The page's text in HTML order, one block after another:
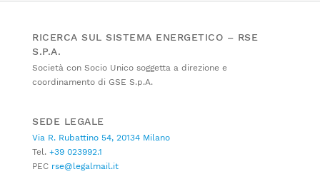
RICERCA SUL SISTEMA ENERGETICO – RSE
S.P.A.
Società con Socio Unico soggetta a direzione e
coordinamento di GSE S.p.A.
SEDE LEGALE
Via R. Rubattino 54, 20134 Milano
Tel. +39 023992.1
PEC rse@legalmail.it